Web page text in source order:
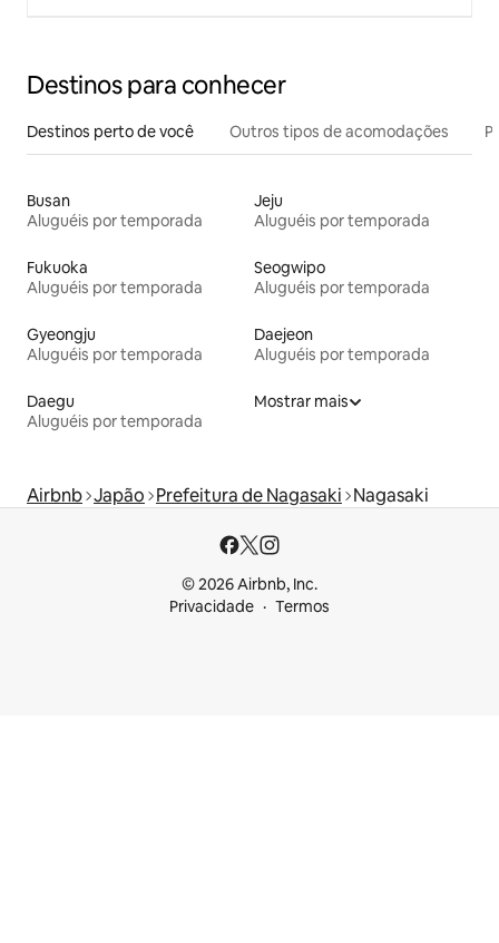
Destinos para conhecer
Destinos perto de você Outros tipos de acomodações
Busan
Aluguéis por temporada
Jeju
Aluguéis por temporada
Fukuoka
Aluguéis por temporada
Seogwipo
Aluguéis por temporada
Gyeongju
Aluguéis por temporada
Daejeon
Aluguéis por temporada
Daegu
Aluguéis por temporada
Mostrar mais
Airbnb Japão Prefeitura de Nagasaki Nagasaki
© 2026 Airbnb, Inc.
Privacidade
Termos